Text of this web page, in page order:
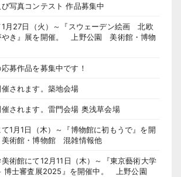
写真コンテスト 作品募集中
1月27日（火）～『スウェーデン絵画 北欧
やき』展を開催。 上野公園 美術館・博物
募作品を募集中です！
されます。築地会場
されます。雷門会場 奥浅草会場
1月1日（木）～『博物館に初もうで』を開
術館・博物館 混雑情報他
術館にて12月11日（木）～『東京藝術大学
博士審査展2025』を開催中。 上野公園